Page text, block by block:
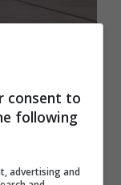
Csa
2023
consent to
following
advertising and